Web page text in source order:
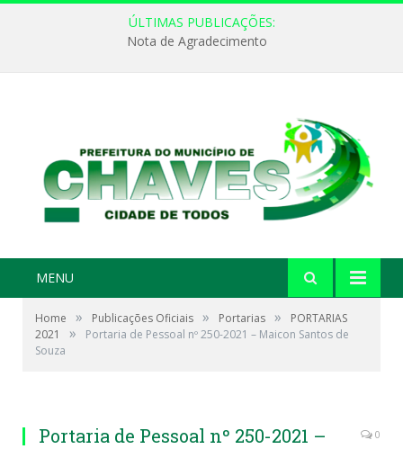
ÚLTIMAS PUBLICAÇÕES:
Nota de Agradecimento
MENU
Home » Publicações Oficiais » Portarias »
PORTARIAS
2021
»
Portaria de Pessoal nº 250-2021 – Maicon Santos de
Souza
Portaria de Pessoal nº 250-2021 –
0